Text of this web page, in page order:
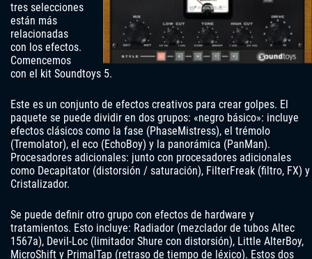
tres selecciones
están más
relacionadas
con los efectos.
Comencemos
con el kit Soundtoys 5.
Este es un conjunto de efectos creativos para crear golpes. El
paquete se puede dividir en dos grupos: «negro básico»: incluye
efectos clásicos como la fase (PhaseMistress), el trémolo
(Tremolator), el eco (EchoBoy) y la panorámica (PanMan).
Procesadores adicionales: junto con procesadores adicionales
como Decapitator (distorsión / saturación), FilterFreak (filtro, FX) y
Cristalizador.
Se puede definir otro grupo con efectos de hardware y
tratamientos. Esto incluye: Radiador (mezclador de tubos Altec
1567a), Devil-Loc (limitador Shure con distorsión), Little AlterBoy,
MicroShift y PrimalTap (retraso de tiempo de léxico). Estos dos